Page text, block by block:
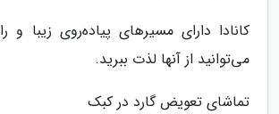
کانادا دارای مسیرهای پیاده‌روی زیبا و
می‌توانید از آنها لذت ببرید.
تماشای تعویض گارد در کبک